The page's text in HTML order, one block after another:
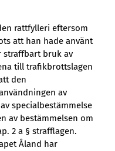
rattfylleri eftersom
att han hade använt
straffbart bruk av
till trafikbrottslagen
den
av
specialbestämmelse
av bestämmelsen om
2 a § strafflagen.
Åland har